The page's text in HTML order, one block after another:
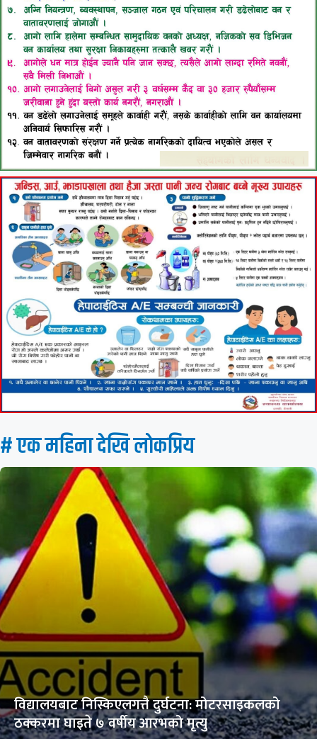
# एक महिना देखि लाेकप्रिय
विद्यालयबाट निस्किएलगत्तै दुर्घटना: मोटरसाइकलको
ठक्करमा घाइते ७ वर्षीय आरभको मृत्यु